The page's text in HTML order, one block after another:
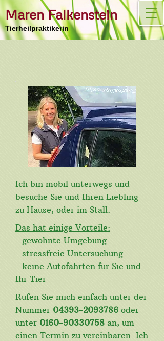
Maren Falkenstein
Tierheilpraktikerin
Ich bin mobil unterwegs und
besuche Sie und Ihren Liebling
zu Hause, oder im Stall.
Das hat einige Vorteile:
- gewohnte Umgebung
- stressfreie Untersuchung
- keine Autofahrten für Sie und
Ihr Tier
Rufen Sie mich einfach unter der
Nummer 04393-2093786 oder
unter 0160-90330758 an, um
einen Termin zu vereinbaren. Ich